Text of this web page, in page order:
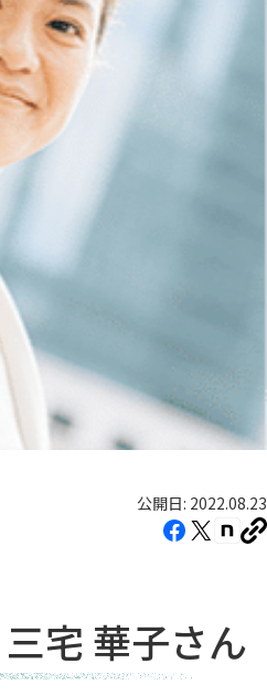
公開日: 2022.08.23
Facebook（新
ブ
で
X（新
ブ
で
note
ブ
宅 華子さん